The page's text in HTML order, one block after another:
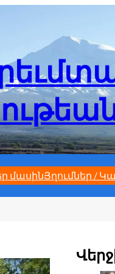
մասինՅղումներ /